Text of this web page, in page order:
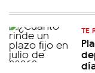
TE